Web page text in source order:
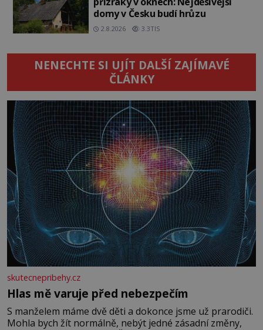
domy v Česku budí hrůzu
2.8.2026 3.3TIS
NENECHTE SI UJÍT DALŠÍ ZAJÍMAVÉ
ČLÁNKY
skutecnepribehy.cz
Hlas mě varuje před nebezpečím
S manželem máme dvě děti a dokonce jsme už prarodiči.
Mohla bych žít normálně, nebýt jedné zásadní změny,